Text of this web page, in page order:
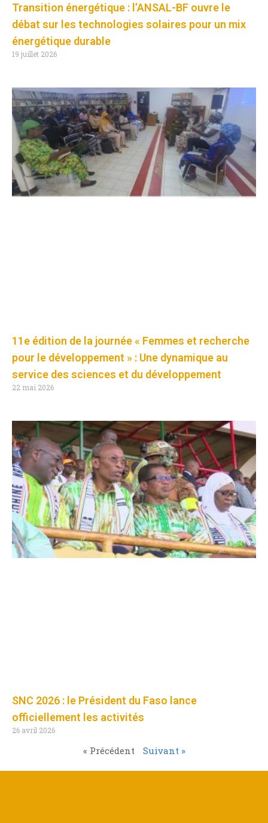
Transition énergétique : l’ANSAL-BF ouvre le
débat sur les technologies solaires pour un mix
énergétique durable
19 juillet 2026
11e édition de la journée « Femmes et recherche
pour le développement » : Une dynamique au
service des sciences et du développement
22 mai 2026
SNC 2026 : le Président du Faso lance
officiellement les activités
26 avril 2026
« Précédent Suivant »